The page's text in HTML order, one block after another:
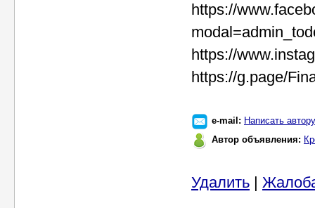
https://
https://
https://g.page/
e-mail: Написать автору
Автор объявления:
Удалить |